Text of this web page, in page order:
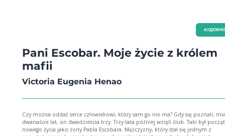
Pani Escobar. Moje życie z królem
mafii
Victoria Eugenia Henao
Czy można oddać serce człowiekowi, który sam go nie ma? Gdy się poznali, miała
dwanaście lat, on dwadzieścia trzy. Trzy lata później wzięli ślub. Taki był początek jej
nowego życia jako żony Pabla Escobara. Mężczyzny, który stał się jednym z